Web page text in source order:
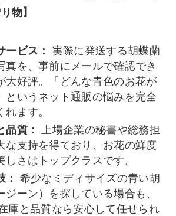
物】
ービス：
実際に発送する胡蝶蘭
真を、事前にメールで確認でき
大好評。「どんな青色のお花が
というネット通販の悩みを完全
ます。
品質：
上場企業の秘書や総務担
な支持を得ており、お花の鮮度
しさはトップクラスです。
：
希少なミディサイズの青い胡
ジーン）を探している場合も、
庫と品質なら安心して任せられ